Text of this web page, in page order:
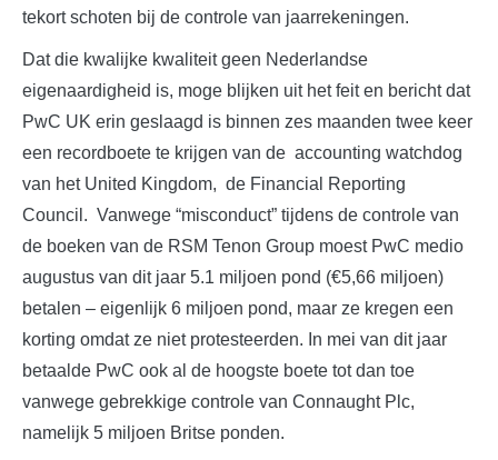
tekort schoten bij de controle van jaarrekeningen.
Dat die kwalijke kwaliteit geen Nederlandse
eigenaardigheid is, moge blijken uit het feit en bericht dat
PwC UK erin geslaagd is binnen zes maanden twee keer
een recordboete te krijgen van de accounting watchdog
van het United Kingdom, de Financial Reporting
Council. Vanwege “misconduct” tijdens de controle van
de boeken van de RSM Tenon Group moest PwC medio
augustus van dit jaar 5.1 miljoen pond (€5,66 miljoen)
betalen – eigenlijk 6 miljoen pond, maar ze kregen een
korting omdat ze niet protesteerden. In mei van dit jaar
betaalde PwC ook al de hoogste boete tot dan toe
vanwege gebrekkige controle van Connaught Plc,
namelijk 5 miljoen Britse ponden.